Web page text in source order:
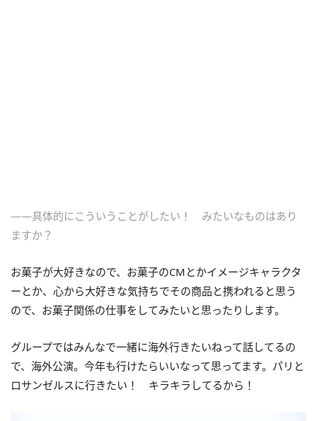
――具体的にこういうことがしたい！ みたいなものはあり
ますか？
お菓子が大好きなので、お菓子のCMとかイメージキャラクタ
ーとか、心から大好きな気持ちでその商品と携われると思う
ので、お菓子関係の仕事をしてみたいと思ったりします。
グループではみんなで一緒に海外行きたいねって話してるの
で、海外公演。今年も行けたらいいなって思ってます。パリと
ロサンゼルスに行きたい！ キラキラしてるから！